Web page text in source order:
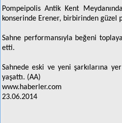
Pompeipolis Antik Kent
konserinde Erener, birbirinden güzel
Sahne performansıyla beğeni
etti.
Sahnede eski ve yeni şarkılarına
yaşattı. (AA)
www.haberler.com
23.06.2014